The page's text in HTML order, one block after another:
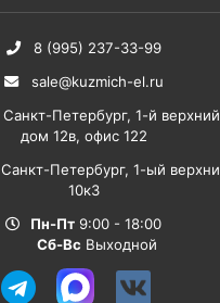
8 (995) 237-33-99
sale@kuzmich-el.ru
Санкт-Петербург, 1-й
дом 12в, офис 122
Санкт-Петербург, 1-ый
10к3
Пн-Пт 9:00 - 18:00
Сб-Вс Выходной